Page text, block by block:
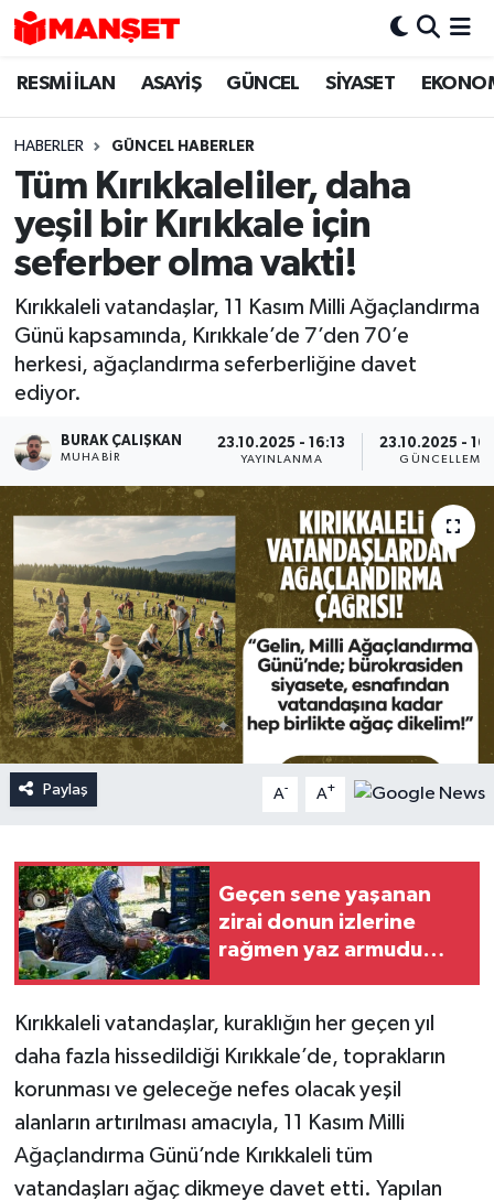
RESMİ İLAN ASAYİŞ GÜNCEL SİYASET
HABERLER GÜNCEL HABERLER
Tüm Kırıkkaleliler, daha
yeşil bir Kırıkkale için
seferber olma vakti!
Kırıkkaleli vatandaşlar, 11 Kasım Milli Ağaçlandırma
Günü kapsamında, Kırıkkale’de 7’den 70’e
herkesi, ağaçlandırma seferberliğine davet
ediyor.
BURAK ÇALIŞKAN
MUHABIR
23.10.2025 - 16:13
YAYINLANMA
23.10.2025 -
GÜNCELLEME
Paylaş A- A+
Geçen sene yaşanan
zirai donun izlerine
rağmen yaz armudu
Kırıkkaleli vatandaşlar, kuraklığın her geçen yıl
daha fazla hissedildiği Kırıkkale’de, toprakların
korunması ve geleceğe nefes olacak yeşil
alanların artırılması amacıyla, 11 Kasım Milli
Ağaçlandırma Günü’nde Kırıkkaleli tüm
vatandaşları ağaç dikmeye davet etti. Yapılan
Hava Durumu
Trafik Durumu
Süper Lig Puan Durumu ve Fikstür
Tüm Manşetler
Son Dakika Haberleri
Haber Arşivi